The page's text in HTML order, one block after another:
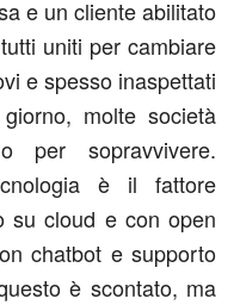
e un cliente abilitato
uniti per cambiare
e spesso inaspettati
molte società
per sopravvivere.
è il fattore
su cloud e con open
chatbot e supporto
è scontato, ma